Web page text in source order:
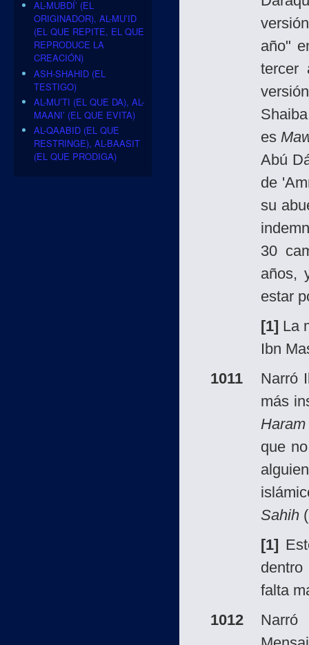
año"
tercer
es
Abú
de
su
30
años,
estar
[1] La
Ibn
1011
Narró
más
Haram
que
Sahih
[1]
falta
1012
AL-MUBDÍ’ (EL
ORIGINADOR), AL-MU’ID
(EL QUE REPITE, EL QUE
REPRODUCE LA
CREACIÓN)
ASH-SHAHID (EL
TESTIGO)
AL-MU’TI (EL QUE DA), AL-
MAANI’ (EL QUE EVITA)
AL-QAABID (EL QUE
RESTRINGE), AL-BAASIT
(EL QUE PRODIGA)